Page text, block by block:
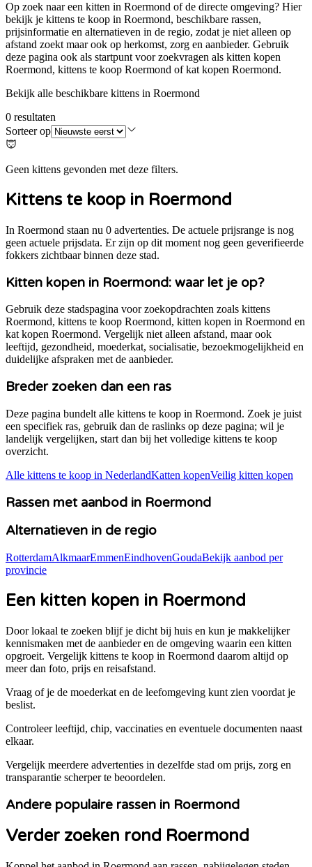
Op zoek naar een kitten in Roermond of de directe omgeving? Hier
bekijk je kittens te koop in Roermond, beschikbare rassen,
prijsinformatie en alternatieven in de regio, zodat je niet alleen op
afstand zoekt maar ook op herkomst, zorg en aanbieder. Gebruik
deze pagina ook als startpunt voor zoekvragen als kitten kopen
Roermond, kittens te koop Roermond of kat kopen Roermond.
Bekijk alle beschikbare kittens in Roermond
0 resultaten
Sorteer op
Geen kittens gevonden met deze filters.
Kittens te koop in Roermond
In Roermond staan nu 0 advertenties. De actuele prijsrange is nog
geen actuele prijsdata. Er zijn op dit moment nog geen geverifieerde
fokkers zichtbaar binnen deze stad.
Kitten kopen in Roermond: waar let je op?
Gebruik deze stadspagina voor zoekopdrachten zoals kittens
Roermond, kittens te koop Roermond, kitten kopen in Roermond en
kat kopen Roermond. Vergelijk niet alleen afstand, maar ook
leeftijd, gezondheid, moederkat, socialisatie, bezoekmogelijkheid en
duidelijke afspraken met de aanbieder.
Breder zoeken dan een ras
Deze pagina bundelt alle kittens te koop in Roermond. Zoek je juist
een specifiek ras, gebruik dan de raslinks op deze pagina; wil je
landelijk vergelijken, start dan bij het volledige kittens te koop
overzicht.
Alle kittens te koop in NederlandKatten kopenVeilig kitten kopen
Rassen met aanbod in Roermond
Alternatieven in de regio
RotterdamAlkmaarEmmenEindhovenGoudaBekijk aanbod per
provincie
Een kitten kopen in Roermond
Door lokaal te zoeken blijf je dicht bij huis en kun je makkelijker
kennismaken met de aanbieder en de omgeving waarin een kitten
opgroeit. Vergelijk kittens te koop in Roermond daarom altijd op
meer dan foto, prijs en reisafstand.
Vraag of je de moederkat en de leefomgeving kunt zien voordat je
beslist.
Controleer leeftijd, chip, vaccinaties en eventuele documenten naast
elkaar.
Vergelijk meerdere advertenties in dezelfde stad om prijs, zorg en
transparantie scherper te beoordelen.
Andere populaire rassen in Roermond
Verder zoeken rond Roermond